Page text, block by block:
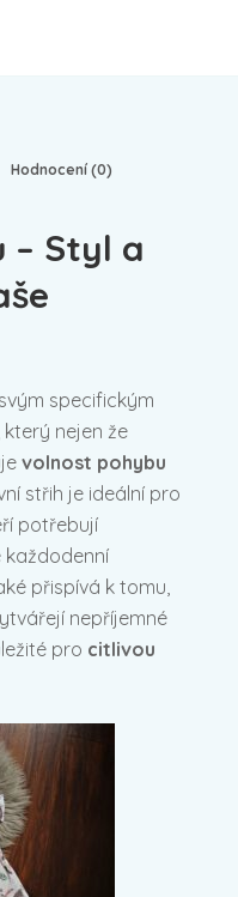
Hodnocení (0)
– Styl a
specifickým
nejen že
volnost pohybu
střih je ideální pro
potřebují
každodenní
přispívá k tomu,
nepříjemné
pro citlivou